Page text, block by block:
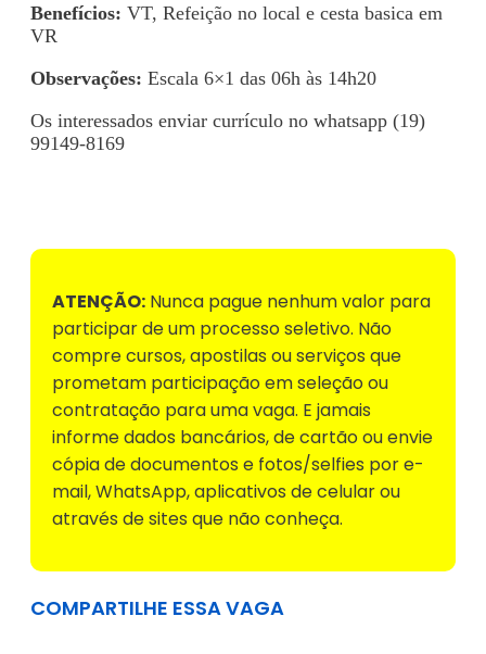
Benefícios: VT, Refeição no local e cesta basica em
VR
Observações: Escala 6×1 das 06h às 14h20
Os interessados enviar currículo no whatsapp (19)
99149-8169
ATENÇÃO: Nunca pague nenhum valor para
participar de um processo seletivo. Não
compre cursos, apostilas ou serviços que
prometam participação em seleção ou
contratação para uma vaga. E jamais
informe dados bancários, de cartão ou envie
cópia de documentos e fotos/selfies por e-
mail, WhatsApp, aplicativos de celular ou
através de sites que não conheça.
COMPARTILHE ESSA VAGA